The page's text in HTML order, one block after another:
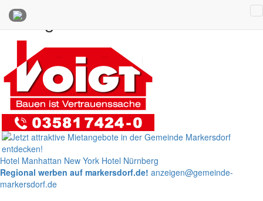
Anzeigen
Hotel Manhattan New York Hotel Nürnberg
Regional werben auf markersdorf.de! anzeigen@gemeinde-
markersdorf.de